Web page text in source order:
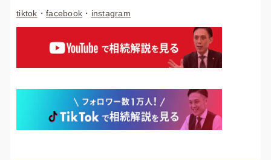
tiktok ・ facebook ・ instagram